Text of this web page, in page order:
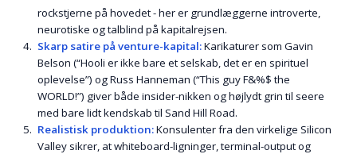
rockstjerne på hovedet - her er grundlæggerne introverte,
neurotiske og talblind på kapitalrejsen.
Skarp satire på venture-kapital:Karikaturer som Gavin
Belson (“Hooli er ikke bare et selskab, det er en spirituel
oplevelse”) og Russ Hanneman (“This guy F&%$ the
WORLD!”) giver både insider-nikken og højlydt grin til seere
med bare lidt kendskab til Sand Hill Road.
Realistisk produktion:Konsulenter fra den virkelige Silicon
Valley sikrer, at whiteboard-ligninger, terminal-output og